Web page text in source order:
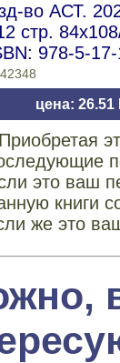
во АСТ.
стр.
978-5-
цена: 26.51
это ваш
книги
же это